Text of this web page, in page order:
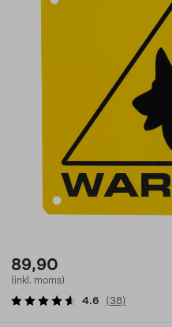
89,90
(inkl. moms)
4.6 (38)